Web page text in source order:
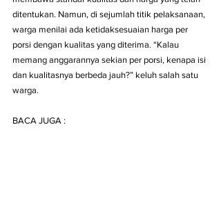
ditentukan. Namun, di sejumlah titik pelaksanaan,
warga menilai ada ketidaksesuaian harga per
porsi dengan kualitas yang diterima. “Kalau
memang anggarannya sekian per porsi, kenapa isi
dan kualitasnya berbeda jauh?” keluh salah satu
warga.
BACA JUGA :